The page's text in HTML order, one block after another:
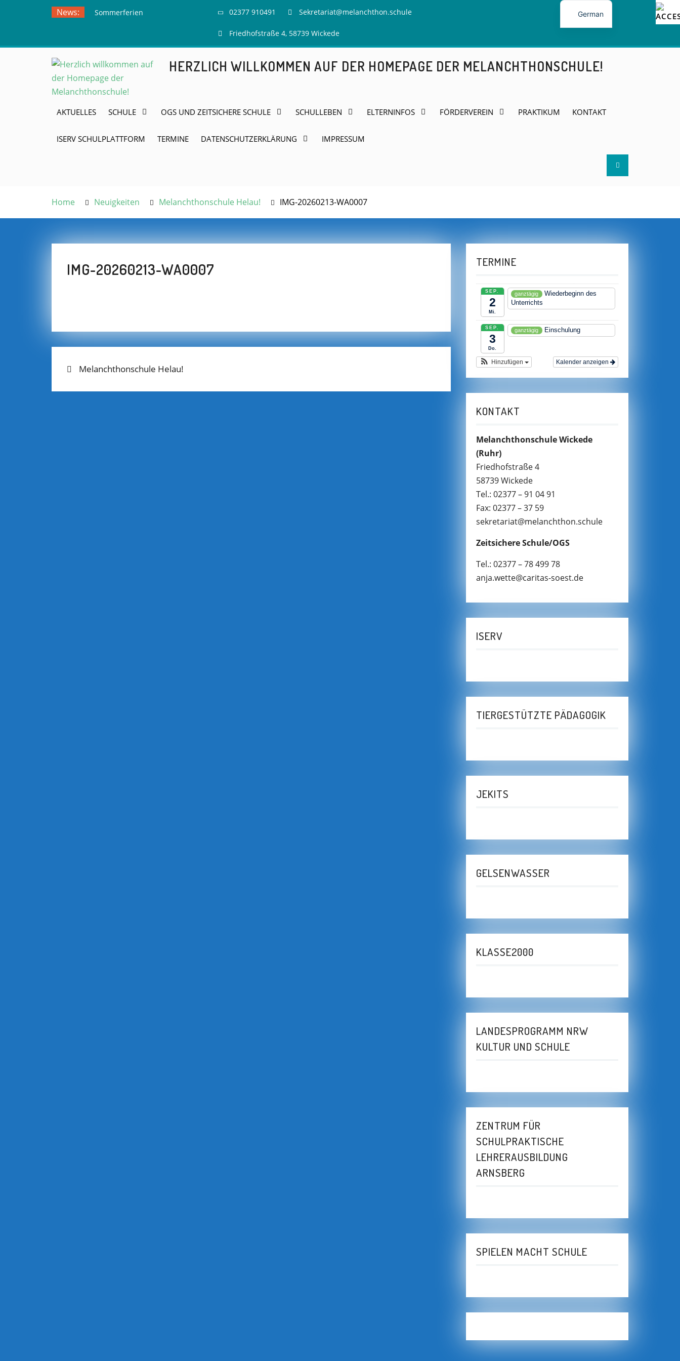
News:
Sommerferien
Herdringen
02377 910491 Sekretariat@melanchthon.schule
Friedhofstraße 4, 58739 Wickede
HERZLICH WILLKOMMEN AUF DER HOMEPAGE DER MELANCHTHONSCHULE!
AKTUELLES SCHULE OGS UND ZEITSICHERE SCHULE SCHULLEBEN ELTERNINFOS FÖRDERVEREIN PRAKTIKUM KONTAKT
ISERV SCHULPLATTFORM TERMINE DATENSCHUTZERKLÄRUNG IMPRESSUM
Search
Home Neuigkeiten Melanchthonschule Helau! IMG-20260213-WA0007
IMG-20260213-WA0007
BEITRAGS-
NAVIGATION
Previous
Melanchthonschule Helau!
TERMINE
SEP.
2
Mi.
ganztägig
Wiederbeginn des
Unterrichts
SEP.
3
Do.
ganztägig Einschulung
Kalender anzeigen
Hinzufügen
KONTAKT
Melanchthonschule Wickede
(Ruhr)
Friedhofstraße 4
58739 Wickede
Tel.: 02377 – 91 04 91
Fax: 02377 – 37 59
sekretariat@melanchthon.schule
Zeitsichere Schule/OGS
Tel.: 02377 – 78 499 78
anja.wette@caritas-soest.de
ISERV
TIERGESTÜTZTE PÄDAGOGIK
JEKITS
GELSENWASSER
KLASSE2000
LANDESPROGRAMM NRW
KULTUR UND SCHULE
ZENTRUM FÜR
SCHULPRAKTISCHE
LEHRERAUSBILDUNG
ARNSBERG
SPIELEN MACHT SCHULE
German